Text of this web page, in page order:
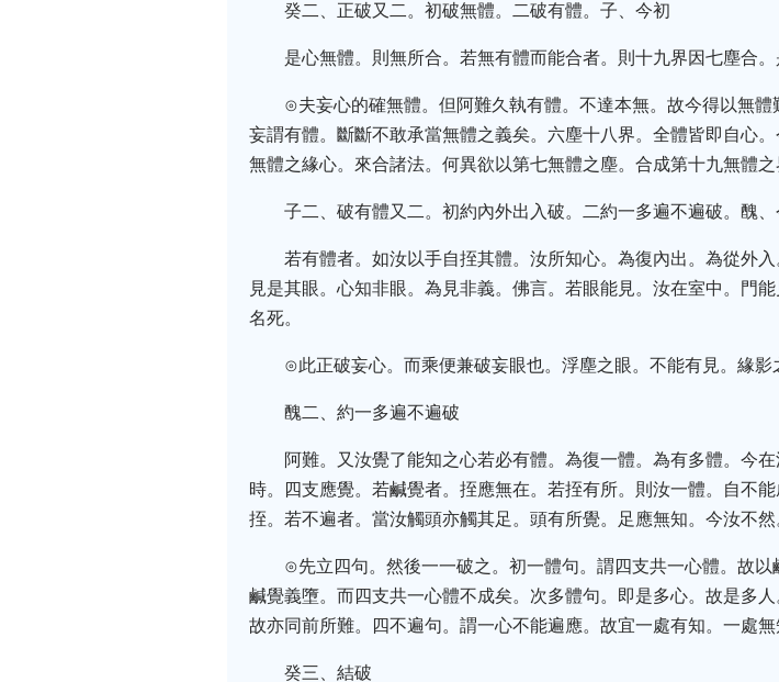
癸二、正破又二。初破無體。二破有體。子、今初
是心無體。則無所合。若無有體而能合者。則十九界因七塵合。
⊙夫妄心的確無體。但阿難久執有體。不達本無。故今得以無
妄謂有體。斷斷不敢承當無體之義矣。六塵十八界。全體皆即自心
無體之緣心。來合諸法。何異欲以第七無體之塵。合成第十九無體之
子二、破有體又二。初約內外出入破。二約一多遍不遍破。醜、
若有體者。如汝以手自挃其體。汝所知心。為復內出。為從外
見是其眼。心知非眼。為見非義。佛言。若眼能見。汝在室中。門
名死。
⊙此正破妄心。而乘便兼破妄眼也。浮塵之眼。不能有見。緣影
醜二、約一多遍不遍破
阿難。又汝覺了能知之心若必有體。為復一體。為有多體。今
時。四支應覺。若鹹覺者。挃應無在。若挃有所。則汝一體。自不
挃。若不遍者。當汝觸頭亦觸其足。頭有所覺。足應無知。今汝不然
⊙先立四句。然後一一破之。初一體句。謂四支共一心體。故
鹹覺義墮。而四支共一心體不成矣。次多體句。即是多心。故是多
故亦同前所難。四不遍句。謂一心不能遍應。故宜一處有知。一處
癸三、結破